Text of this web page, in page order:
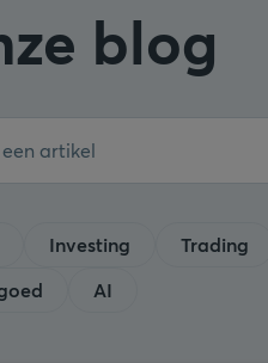
blog
Investing Trading
AI